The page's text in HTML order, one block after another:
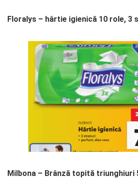
Floralys – hârtie igienică 10 role, 3
Milbona – Brânză topită triunghiuri